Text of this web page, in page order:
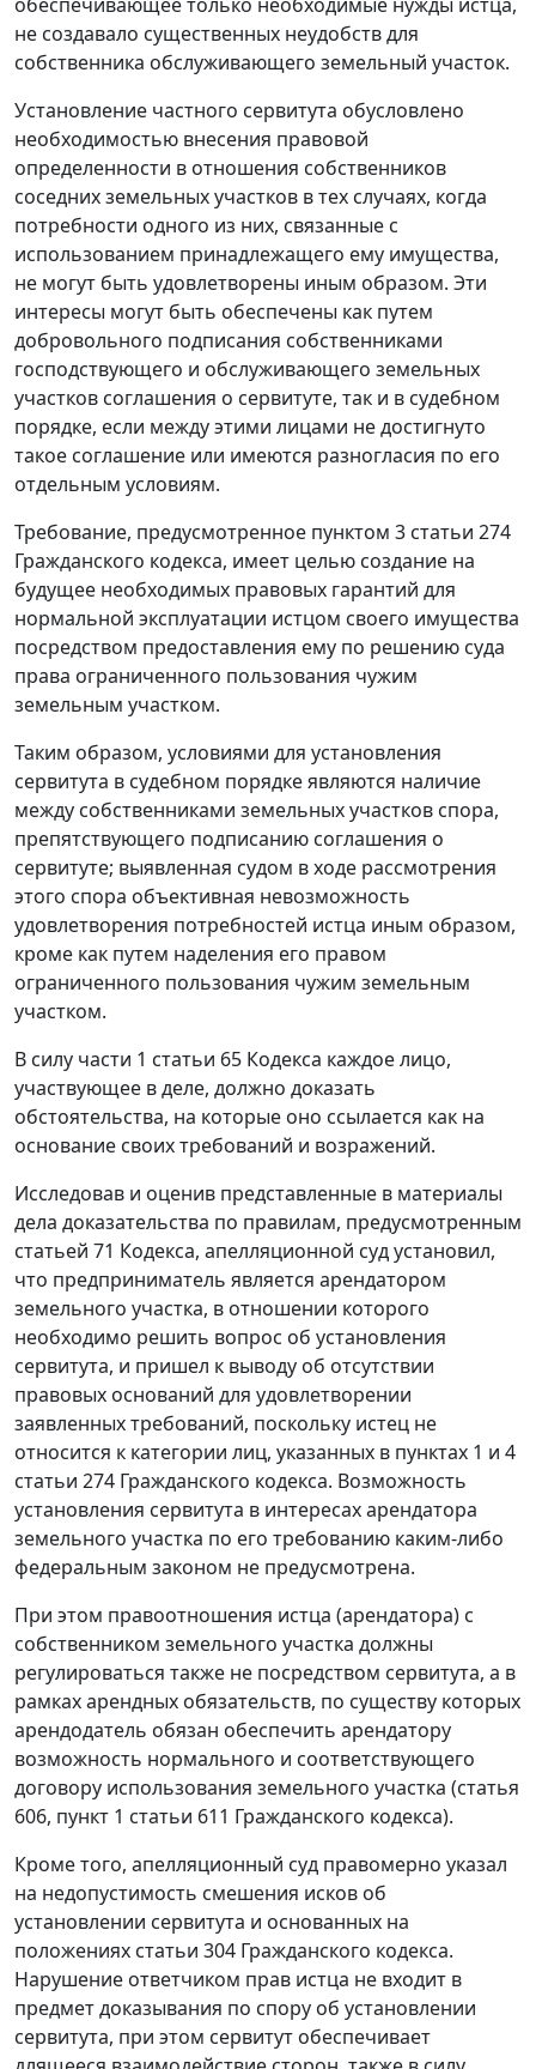
обеспечивающее только необходимые нужды истца,
не создавало существенных неудобств для
собственника обслуживающего земельный участок.
Установление частного сервитута обусловлено
необходимостью внесения правовой
определенности в отношения собственников
соседних земельных участков в тех случаях, когда
потребности одного из них, связанные с
использованием принадлежащего ему имущества,
не могут быть удовлетворены иным образом. Эти
интересы могут быть обеспечены как путем
добровольного подписания собственниками
господствующего и обслуживающего земельных
участков соглашения о сервитуте, так и в судебном
порядке, если между этими лицами не достигнуто
такое соглашение или имеются разногласия по его
отдельным условиям.
Требование, предусмотренное пунктом 3 статьи 274
Гражданского кодекса, имеет целью создание на
будущее необходимых правовых гарантий для
нормальной эксплуатации истцом своего имущества
посредством предоставления ему по решению суда
права ограниченного пользования чужим
земельным участком.
Таким образом, условиями для установления
сервитута в судебном порядке являются наличие
между собственниками земельных участков спора,
препятствующего подписанию соглашения о
сервитуте; выявленная судом в ходе рассмотрения
этого спора объективная невозможность
удовлетворения потребностей истца иным образом,
кроме как путем наделения его правом
ограниченного пользования чужим земельным
участком.
В силу части 1 статьи 65 Кодекса каждое лицо,
участвующее в деле, должно доказать
обстоятельства, на которые оно ссылается как на
основание своих требований и возражений.
Исследовав и оценив представленные в материалы
дела доказательства по правилам, предусмотренным
статьей 71 Кодекса, апелляционной суд установил,
что предприниматель является арендатором
земельного участка, в отношении которого
необходимо решить вопрос об установления
сервитута, и пришел к выводу об отсутствии
правовых оснований для удовлетворении
заявленных требований, поскольку истец не
относится к категории лиц, указанных в пунктах 1 и 4
статьи 274 Гражданского кодекса. Возможность
установления сервитута в интересах арендатора
земельного участка по его требованию каким-либо
федеральным законом не предусмотрена.
При этом правоотношения истца (арендатора) с
собственником земельного участка должны
регулироваться также не посредством сервитута, а в
рамках арендных обязательств, по существу которых
арендодатель обязан обеспечить арендатору
возможность нормального и соответствующего
договору использования земельного участка (статья
606, пункт 1 статьи 611 Гражданского кодекса).
Кроме того, апелляционный суд правомерно указал
на недопустимость смешения исков об
установлении сервитута и основанных на
положениях статьи 304 Гражданского кодекса.
Нарушение ответчиком прав истца не входит в
предмет доказывания по спору об установлении
сервитута, при этом сервитут обеспечивает